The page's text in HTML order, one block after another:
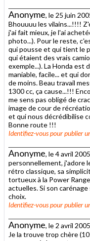
Anonyme, le 25 juin
Bhouuuu les vilains...!!!!
j'ai fait mieux, je l'ai
photo...). Pour le reste,
qui pousse et qui tient le
qui étaient des vrais
exemple...). La Honda est
maniable, facile... et qui
de moins. Beau travail
1300 cc, ça cause...!!!
me sens pas obligé de
image de cour de
et qui nous décrédibilise
Bonne route !!!
Identifiez-vouspour publier
Anonyme, le 4 avril
personnellement, j'adore
rétro classique, sa
tortueux à la Power
actuelles. Si son
choix.
Identifiez-vouspour publier
Anonyme, le 2 avril
Je la trouve trop chère